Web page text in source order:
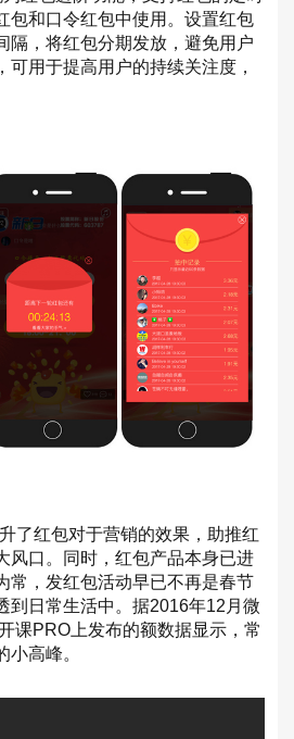
包和口令红包中使用。设置红包
隔，将红包分期发放，避免用户
可用于提高用户的持续关注度，
了红包对于营销的效果，助推红
风口。同时，红包产品本身已进
常，发红包活动早已不再是春节
到日常生活中。据2016年12月微
课PRO上发布的额数据显示，常
高峰。